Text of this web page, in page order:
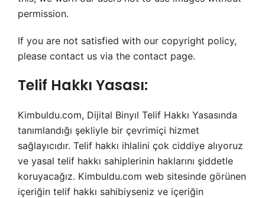
permission.
If you are not satisfied with our copyright policy,
please contact us via the contact page.
Telif Hakkı Yasası:
Kimbuldu.com, Dijital Binyıl Telif Hakkı Yasasında
tanımlandığı şekliyle bir çevrimiçi hizmet
sağlayıcıdır. Telif hakkı ihlalini çok ciddiye alıyoruz
ve yasal telif hakkı sahiplerinin haklarını şiddetle
koruyacağız. Kimbuldu.com web sitesinde görünen
içeriğin telif hakkı sahibiyseniz ve içeriğin